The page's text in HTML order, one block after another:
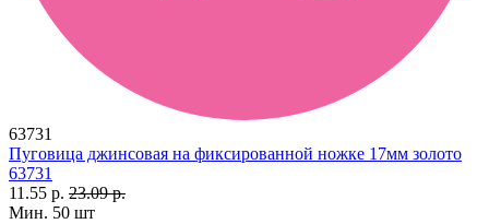
63731
Пуговица джинсовая на фиксированной ножке 17мм золото
63731
11.55 р. 23.09 р.
Мин. 50 шт